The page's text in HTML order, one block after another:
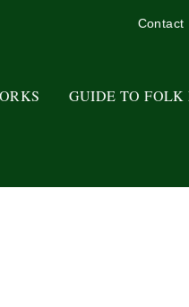
GUIDE TO FOLK
Contact